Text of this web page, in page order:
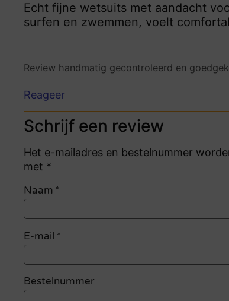
Echt fijne wetsuits met aandacht
surfen en zwemmen, voelt
Review handmatig gecontroleerd en
Reageer
Schrijf een review
Het e-mailadres en bestelnummer
met *
Naam *
E-mail *
Bestelnummer